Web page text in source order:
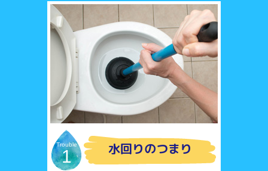
Trouble
1 水回りのつまり